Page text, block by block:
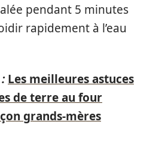
pendant 5 minutes
rapidement à l’eau
Les meilleures astuces
de terre au four
grands-mères